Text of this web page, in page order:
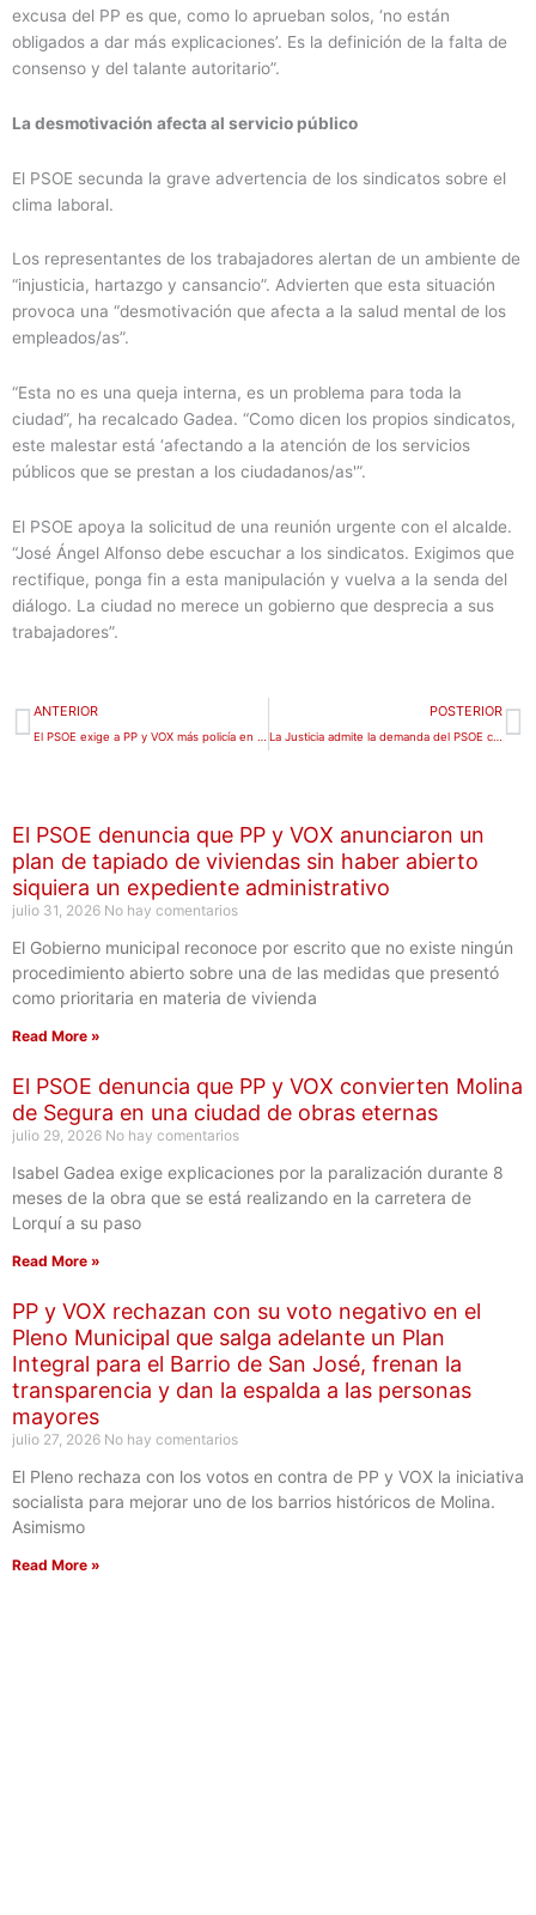
excusa del PP es que, como lo aprueban solos, ‘no están
obligados a dar más explicaciones’. Es la definición de la falta de
consenso y del talante autoritario”.
La desmotivación afecta al servicio público
El PSOE secunda la grave advertencia de los sindicatos sobre el
clima laboral.
Los representantes de los trabajadores alertan de un ambiente de
“injusticia, hartazgo y cansancio”. Advierten que esta situación
provoca una “desmotivación que afecta a la salud mental de los
empleados/as”.
“Esta no es una queja interna, es un problema para toda la
ciudad”, ha recalcado Gadea. “Como dicen los propios sindicatos,
este malestar está ‘afectando a la atención de los servicios
públicos que se prestan a los ciudadanos/as'”.
El PSOE apoya la solicitud de una reunión urgente con el alcalde.
“José Ángel Alfonso debe escuchar a los sindicatos. Exigimos que
rectifique, ponga fin a esta manipulación y vuelva a la senda del
diálogo. La ciudad no merece un gobierno que desprecia a sus
trabajadores”.
Ant
ANTERIOR
El PSOE exige a PP y VOX más policía en los barrios, blindar el derecho al aborto y un plan de choque contra las listas de espera en mamografías
POSTERIOR
La Justicia admite la demanda del PSOE contra la subida de la tasa de basura y da 20 días al Ayuntamiento para contestar
El PSOE denuncia que PP y VOX anunciaron un
plan de tapiado de viviendas sin haber abierto
siquiera un expediente administrativo
julio 31, 2026 No hay comentarios
El Gobierno municipal reconoce por escrito que no existe ningún
procedimiento abierto sobre una de las medidas que presentó
como prioritaria en materia de vivienda
Read More »
El PSOE denuncia que PP y VOX convierten Molina
de Segura en una ciudad de obras eternas
julio 29, 2026 No hay comentarios
Isabel Gadea exige explicaciones por la paralización durante 8
meses de la obra que se está realizando en la carretera de
Lorquí a su paso
Read More »
PP y VOX rechazan con su voto negativo en el
Pleno Municipal que salga adelante un Plan
Integral para el Barrio de San José, frenan la
transparencia y dan la espalda a las personas
mayores
julio 27, 2026 No hay comentarios
El Pleno rechaza con los votos en contra de PP y VOX la iniciativa
socialista para mejorar uno de los barrios históricos de Molina.
Asimismo
Read More »